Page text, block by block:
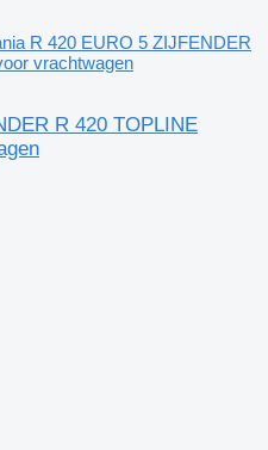
R 420 EURO 5 ZIJFENDER
vrachtwagen
R 420 TOPLINE